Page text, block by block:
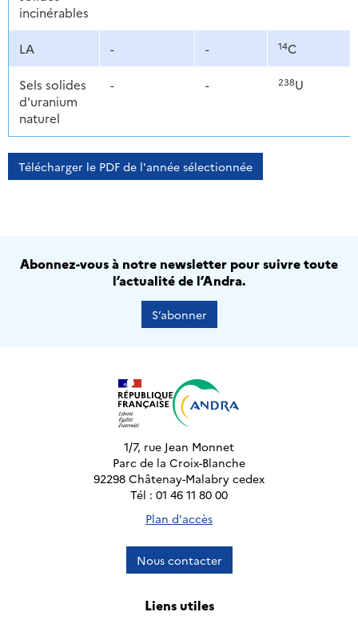
incinérables
LA - - 14C
Sels solides
d'uranium
naturel
- - 238U
Télécharger le PDF de l'année sélectionnée
Abonnez-vous à notre newsletter pour suivre toute
l’actualité de l’Andra.
S’abonner
1/7, rue Jean Monnet
Parc de la Croix-Blanche
92298 Châtenay-Malabry cedex
Tél : 01 46 11 80 00
Plan d'accès
Nous contacter
Liens utiles